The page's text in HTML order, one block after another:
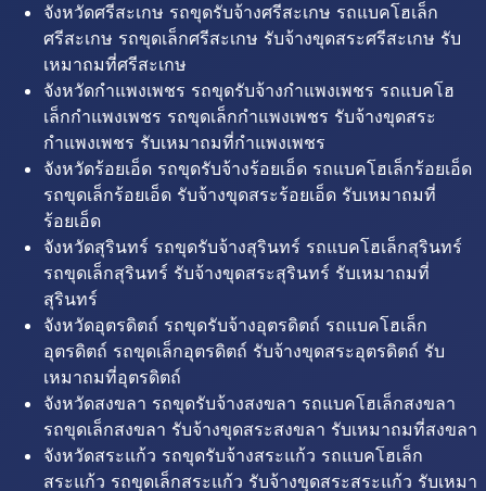
จังหวัดศรีสะเกษ รถขุดรับจ้างศรีสะเกษ รถแบคโฮเล็ก
ศรีสะเกษ รถขุดเล็กศรีสะเกษ รับจ้างขุดสระศรีสะเกษ รับ
เหมาถมที่ศรีสะเกษ
จังหวัดกำแพงเพชร รถขุดรับจ้างกำแพงเพชร รถแบคโฮ
เล็กกำแพงเพชร รถขุดเล็กกำแพงเพชร รับจ้างขุดสระ
กำแพงเพชร รับเหมาถมที่กำแพงเพชร
จังหวัดร้อยเอ็ด รถขุดรับจ้างร้อยเอ็ด รถแบคโฮเล็กร้อยเอ็ด
รถขุดเล็กร้อยเอ็ด รับจ้างขุดสระร้อยเอ็ด รับเหมาถมที่
ร้อยเอ็ด
จังหวัดสุรินทร์ รถขุดรับจ้างสุรินทร์ รถแบคโฮเล็กสุรินทร์
รถขุดเล็กสุรินทร์ รับจ้างขุดสระสุรินทร์ รับเหมาถมที่
สุรินทร์
จังหวัดอุตรดิตถ์ รถขุดรับจ้างอุตรดิตถ์ รถแบคโฮเล็ก
อุตรดิตถ์ รถขุดเล็กอุตรดิตถ์ รับจ้างขุดสระอุตรดิตถ์ รับ
เหมาถมที่อุตรดิตถ์
จังหวัดสงขลา รถขุดรับจ้างสงขลา รถแบคโฮเล็กสงขลา
รถขุดเล็กสงขลา รับจ้างขุดสระสงขลา รับเหมาถมที่สงขลา
จังหวัดสระแก้ว รถขุดรับจ้างสระแก้ว รถแบคโฮเล็ก
สระแก้ว รถขุดเล็กสระแก้ว รับจ้างขุดสระสระแก้ว รับเหมา